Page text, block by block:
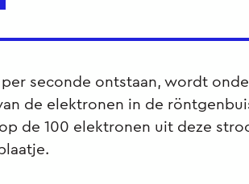
seconde ontstaan, wordt
de elektronen in de
de 100 elektronen uit deze